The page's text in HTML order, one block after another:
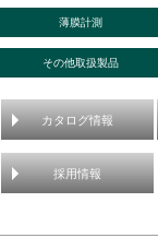
薄膜計測
その他取扱製品
カタログ情報
採用情報